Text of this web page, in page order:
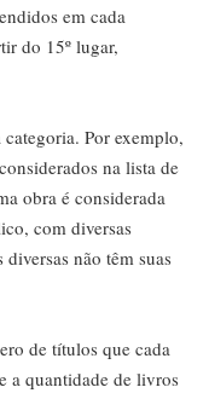
em cada
do 15º lugar,
Por exemplo,
na lista de
obra é considerada
com diversas
não têm suas
de títulos que cada
a quantidade de livros